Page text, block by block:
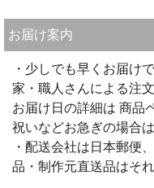
お届け案内
・少しでも早くお届け
家・職人さんによる注
お届け日の詳細は 商品
祝いなどお急ぎの場合
・配送会社は日本郵便
品・制作元直送品はそ